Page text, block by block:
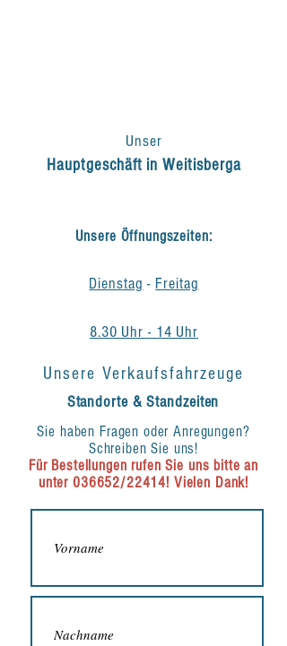
Unser
Hauptgeschäft in Weitisberga
Unsere Öffnungszeiten:
Dienstag - Freitag
8.30 Uhr - 14 Uhr
Unsere Verkaufsfahrzeuge
Standorte & Standzeiten
Sie haben Fragen oder Anregungen?
Schreiben Sie uns!
Für Bestellungen rufen Sie uns bitte an
unter 036652/22414! Vielen Dank!